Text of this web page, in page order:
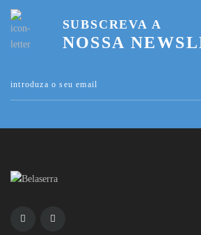
SUBSCREVA A
NOSSA